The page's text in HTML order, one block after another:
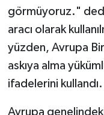
görmüyoruz."
aracı olarak
yüzden, Avrupa
askıya alma
ifadelerini kullandı.
Avrupa